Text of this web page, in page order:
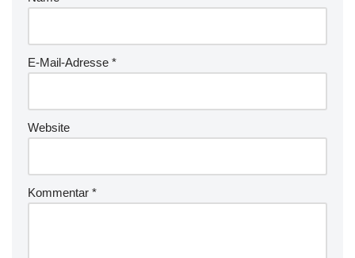
E-Mail-Adresse *
Website
Kommentar *